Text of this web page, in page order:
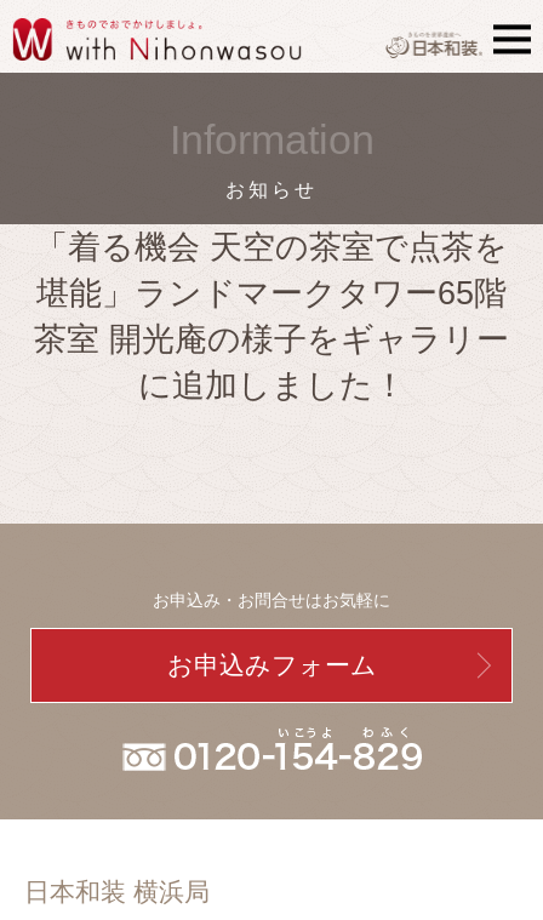
Information
お知らせ
「着る機会 天空の茶室で点茶を
堪能」ランドマークタワー65階
茶室 開光庵の様子をギャラリー
に追加しました！
お申込み・お問合せはお気軽に
お申込みフォーム
日本和装 横浜局